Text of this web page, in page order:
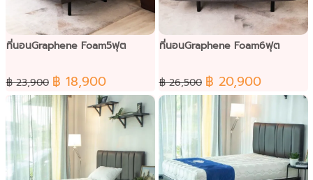
ที่นอนGraphene Foam5ฟุต
฿ 23,900 ฿ 18,900
ที่นอนGraphene Foam6ฟุต
฿ 26,500 ฿ 20,900